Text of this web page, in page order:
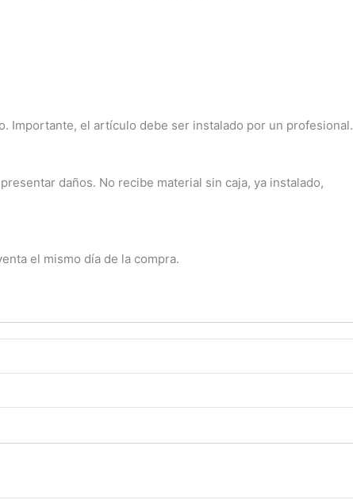
Importante, el artículo debe ser instalado por un profesional.
daños. No recibe material sin caja, ya instalado,
el mismo día de la compra.